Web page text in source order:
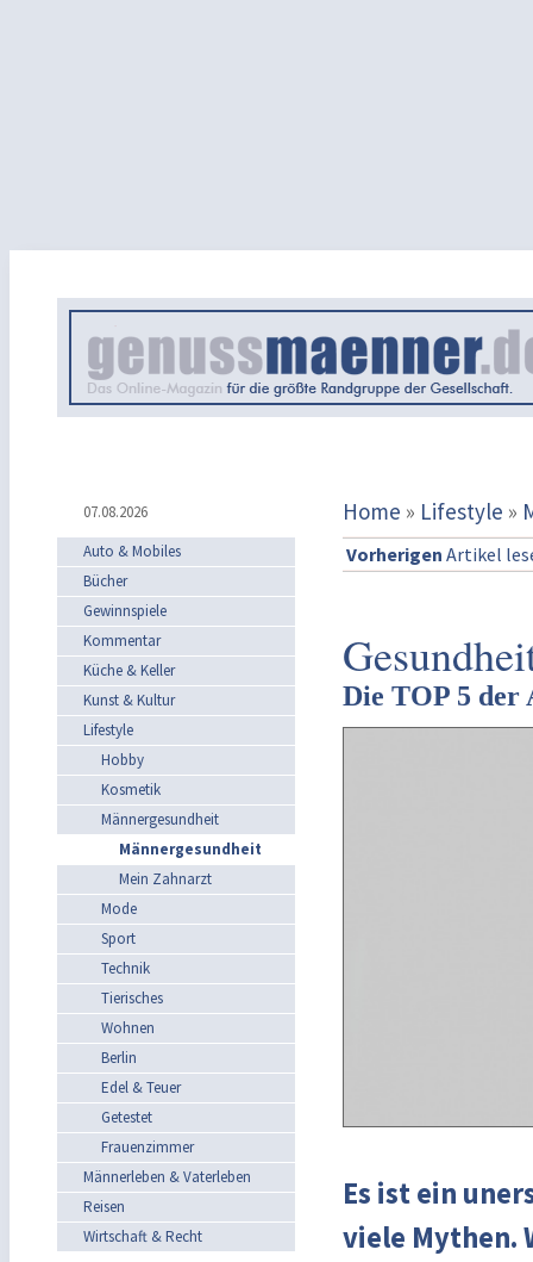
07.08.2026 Home » Lifestyle »
Auto & Mobiles
Bücher
Gewinnspiele
Kommentar
Küche & Keller
Kunst & Kultur
Lifestyle
Hobby
Kosmetik
Männergesundheit
Männergesundheit
Mein Zahnarzt
Mode
Sport
Technik
Tierisches
Wohnen
Berlin
Edel & Teuer
Getestet
Frauenzimmer
Männerleben & Vaterleben
Reisen
Wirtschaft & Recht
Vorherigen Artikel
Die TOP 5
Es ist ein
viele Mythen.